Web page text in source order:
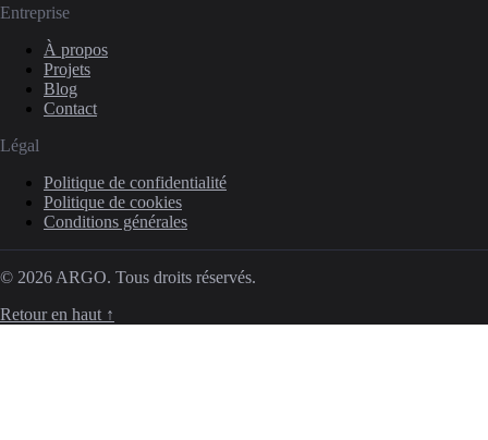
Entreprise
À propos
Projets
Blog
Contact
Légal
Politique de confidentialité
Politique de cookies
Conditions générales
© 2026 ARGO. Tous droits réservés.
Retour en haut ↑